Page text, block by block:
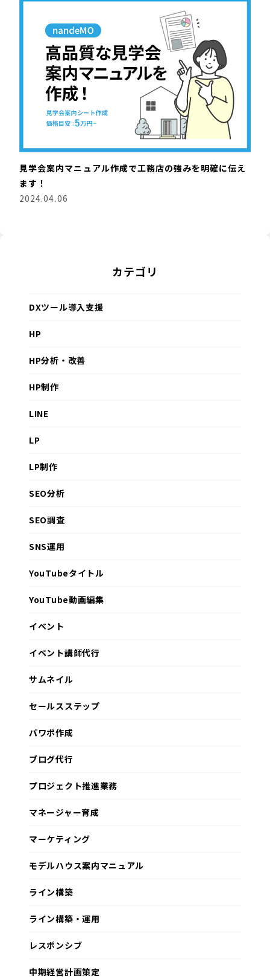
見学会案内マニュアル作成で工務店の強みを明確に伝え
ます！
2024.04.06
カテゴリ
DXツール導入支援
HP
HP分析・改善
HP制作
LINE
LP
LP制作
SEO分析
SEO調査
SNS運用
YouTubeタイトル
YouTube動画編集
イベント
イベント講師代行
サムネイル
セールスステップ
パワポ作成
ブログ代行
プロジェクト推進業務
マネージャー育成
マーケティング
モデルハウス案内マニュアル
ライン構築
ライン構築・運用
レスポンシブ
中期経営計画策定